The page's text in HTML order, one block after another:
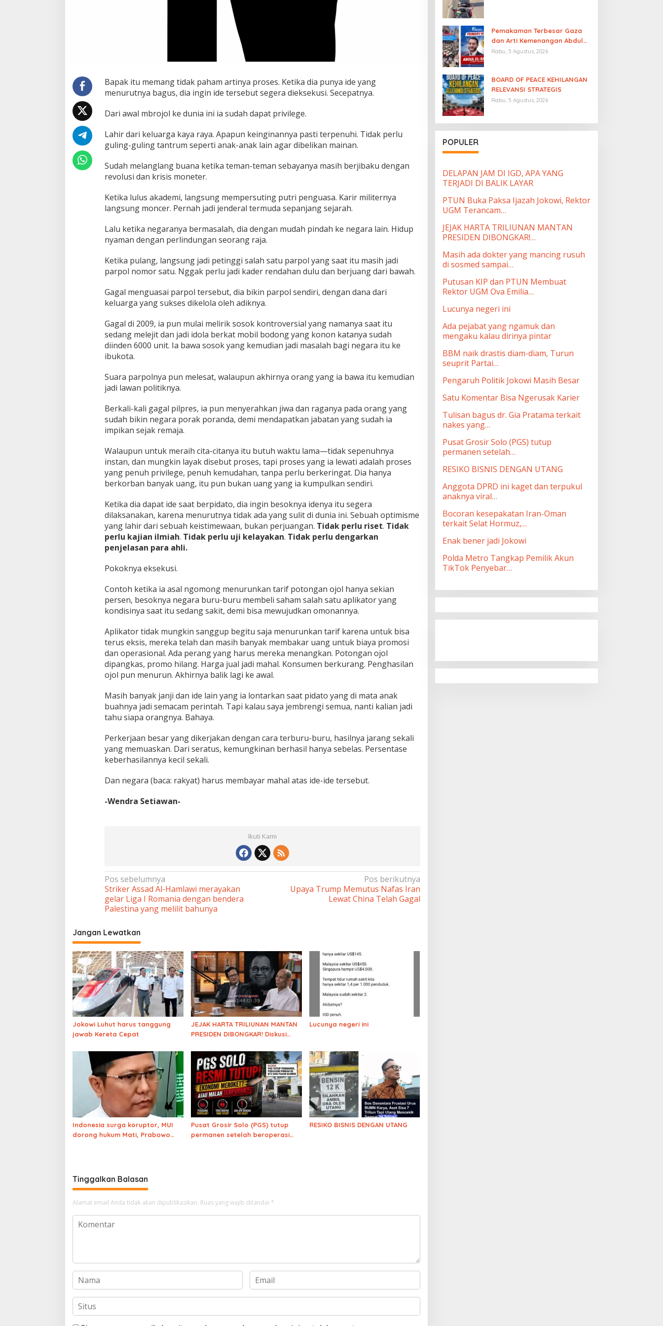
Bapak itu memang tidak paham artinya proses. Ketika dia punya ide yang
menurutnya bagus, dia ingin ide tersebut segera dieksekusi. Secepatnya.
Dari awal mbrojol ke dunia ini ia sudah dapat privilege.
Lahir dari keluarga kaya raya. Apapun keinginannya pasti terpenuhi. Tidak perlu
guling-guling tantrum seperti anak-anak lain agar dibelikan mainan.
Sudah melanglang buana ketika teman-teman sebayanya masih berjibaku dengan
revolusi dan krisis moneter.
Ketika lulus akademi, langsung mempersuting putri penguasa. Karir militernya
langsung moncer. Pernah jadi jenderal termuda sepanjang sejarah.
Lalu ketika negaranya bermasalah, dia dengan mudah pindah ke negara lain. Hidup
nyaman dengan perlindungan seorang raja.
Ketika pulang, langsung jadi petinggi salah satu parpol yang saat itu masih jadi
parpol nomor satu. Nggak perlu jadi kader rendahan dulu dan berjuang dari bawah.
Gagal menguasai parpol tersebut, dia bikin parpol sendiri, dengan dana dari
keluarga yang sukses dikelola oleh adiknya.
Gagal di 2009, ia pun mulai melirik sosok kontroversial yang namanya saat itu
sedang melejit dan jadi idola berkat mobil bodong yang konon katanya sudah
diinden 6000 unit. Ia bawa sosok yang kemudian jadi masalah bagi negara itu ke
ibukota.
Suara parpolnya pun melesat, walaupun akhirnya orang yang ia bawa itu kemudian
jadi lawan politiknya.
Berkali-kali gagal pilpres, ia pun menyerahkan jiwa dan raganya pada orang yang
sudah bikin negara porak poranda, demi mendapatkan jabatan yang sudah ia
impikan sejak remaja.
Walaupun untuk meraih cita-citanya itu butuh waktu lama—tidak sepenuhnya
instan, dan mungkin layak disebut proses, tapi proses yang ia lewati adalah proses
yang penuh privilege, penuh kemudahan, tanpa perlu berkeringat. Dia hanya
berkorban banyak uang, itu pun bukan uang yang ia kumpulkan sendiri.
Ketika dia dapat ide saat berpidato, dia ingin besoknya idenya itu segera
dilaksanakan, karena menurutnya tidak ada yang sulit di dunia ini. Sebuah optimisme
yang lahir dari sebuah keistimewaan, bukan perjuangan. Tidak perlu riset. Tidak
perlu kajian ilmiah. Tidak perlu uji kelayakan. Tidak perlu dengarkan
penjelasan para ahli.
Pokoknya eksekusi.
Contoh ketika ia asal ngomong menurunkan tarif potongan ojol hanya sekian
persen, besoknya negara buru-buru membeli saham salah satu aplikator yang
kondisinya saat itu sedang sakit, demi bisa mewujudkan omonannya.
Aplikator tidak mungkin sanggup begitu saja menurunkan tarif karena untuk bisa
terus eksis, mereka telah dan masih banyak membakar uang untuk biaya promosi
dan operasional. Ada perang yang harus mereka menangkan. Potongan ojol
dipangkas, promo hilang. Harga jual jadi mahal. Konsumen berkurang. Penghasilan
ojol pun menurun. Akhirnya balik lagi ke awal.
Masih banyak janji dan ide lain yang ia lontarkan saat pidato yang di mata anak
buahnya jadi semacam perintah. Tapi kalau saya jembrengi semua, nanti kalian jadi
tahu siapa orangnya. Bahaya.
Perkerjaan besar yang dikerjakan dengan cara terburu-buru, hasilnya jarang sekali
yang memuaskan. Dari seratus, kemungkinan berhasil hanya sebelas. Persentase
keberhasilannya kecil sekali.
Dan negara (baca: rakyat) harus membayar mahal atas ide-ide tersebut.
-Wendra Setiawan-
Ikuti Kami
Navigasi
pos
Pos sebelumnya
Striker Assad Al-Hamlawi merayakan
gelar Liga I Romania dengan bendera
Palestina yang melilit bahunya
Pos berikutnya
Upaya Trump Memutus Nafas Iran
Lewat China Telah Gagal
Jangan Lewatkan
Jokowi Luhut harus tanggung
jawab Kereta Cepat
JEJAK HARTA TRILIUNAN MANTAN
PRESIDEN DIBONGKAR! Diskusi
Harta Keluarga Solo
Lucunya negeri ini
Indonesia surga koruptor, MUI
dorong hukum Mati, Prabowo
Pusat Grosir Solo (PGS) tutup
permanen setelah beroperasi
RESIKO BISNIS DENGAN UTANG
Tinggalkan Balasan
Alamat email Anda tidak akan dipublikasikan. Ruas yang wajib ditandai *
Pemakaman Terbesar Gaza
dan Arti Kemenangan Abdul
El-Sayed
Rabu, 5 Agustus, 2026
BOARD OF PEACE KEHILANGAN
RELEVANSI STRATEGIS
Rabu, 5 Agustus, 2026
POPULER
DELAPAN JAM DI IGD, APA YANG
TERJADI DI BALIK LAYAR
PTUN Buka Paksa Ijazah Jokowi, Rektor
UGM Terancam…
JEJAK HARTA TRILIUNAN MANTAN
PRESIDEN DIBONGKAR!…
Masih ada dokter yang mancing rusuh
di sosmed sampai…
Putusan KIP dan PTUN Membuat
Rektor UGM Ova Emilia…
Lucunya negeri ini
Ada pejabat yang ngamuk dan
mengaku kalau dirinya pintar
BBM naik drastis diam-diam, Turun
seuprit Partai…
Pengaruh Politik Jokowi Masih Besar
Satu Komentar Bisa Ngerusak Karier
Tulisan bagus dr. Gia Pratama terkait
nakes yang…
Pusat Grosir Solo (PGS) tutup
permanen setelah…
RESIKO BISNIS DENGAN UTANG
Anggota DPRD ini kaget dan terpukul
anaknya viral…
Bocoran kesepakatan Iran-Oman
terkait Selat Hormuz,…
Enak bener jadi Jokowi
Polda Metro Tangkap Pemilik Akun
TikTok Penyebar…